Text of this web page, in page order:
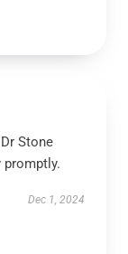
Stone
promptly.
Dec 1, 2024